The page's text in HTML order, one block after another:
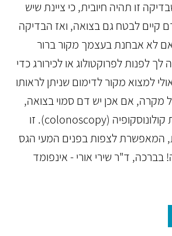
זו תהיה חיובית, כי ציינת שיש
קיים לבטח גם בצואה, ואז הבדיקה
לא אבחנת בעצמך מקור ברור
לפנות לפרוקטולוג או לכירורג כדי
למצוא מקור לדימום שניתן לראותו
מקרה, אם אכן יש דם סמוי בצואה,
מומלץ לבצע בדיקת קולונוסקופיה (colonoscopy). זו
המאפשרת לצפות בפנים המעי הגס
בברכה, ד"ר שירי אורי - אינפומד